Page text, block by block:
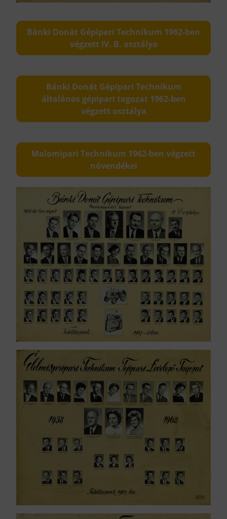
Bánki Donát Gépipari Technikum 1962-ben
végzett IV. B. osztálya
Bánki Donát Gépipari Technikum
általános gépipari tagozat 1962-ben
végzett osztálya
Malomipari Technikum 1962-ben végzett
növendékei